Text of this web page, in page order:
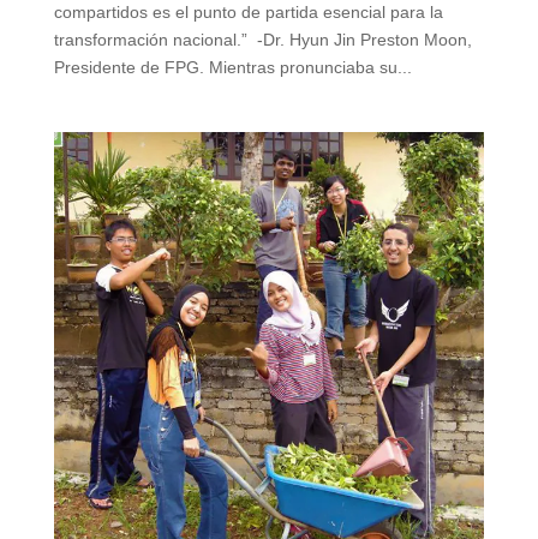
compartidos es el punto de partida esencial para la
transformación nacional.” -Dr. Hyun Jin Preston Moon,
Presidente de FPG. Mientras pronunciaba su...